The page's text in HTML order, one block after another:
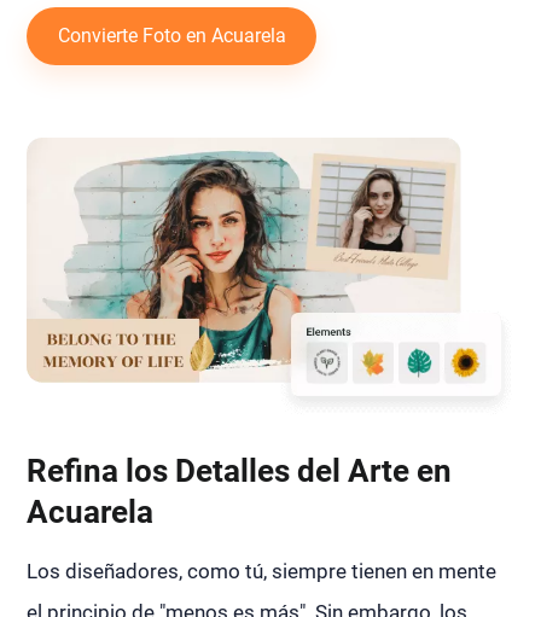
Convierte Foto en Acuarela
Refina los Detalles del Arte en
Acuarela
Los diseñadores, como tú, siempre tienen en mente